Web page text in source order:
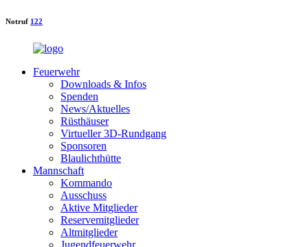
Notruf 122
Feuerwehr
Downloads & Infos
Spenden
News/Aktuelles
Rüsthäuser
Virtueller 3D-Rundgang
Sponsoren
Blaulichthütte
Mannschaft
Kommando
Ausschuss
Aktive Mitglieder
Reservemitglieder
Altmitglieder
Jugendfeuerwehr